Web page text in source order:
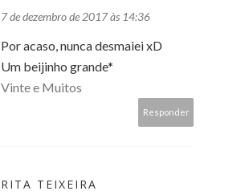
7 de dezembro de 2017 às 14:36
Por acaso, nunca desmaiei xD
Um beijinho grande*
Vinte e Muitos
Responder
RITA TEIXEIRA